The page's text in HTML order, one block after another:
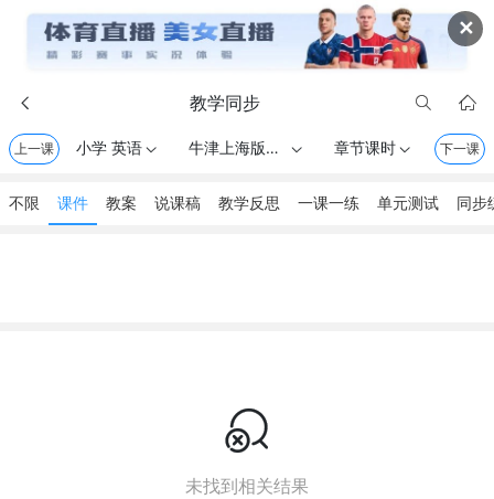
✕
 教学同步  
上一课 小学 英语 牛津上海版（三起） . 三年级上册  章节课时 下一课
不限 课件 教案 说课稿 教学反思 一课一练 单元测试 同步

未找到相关结果